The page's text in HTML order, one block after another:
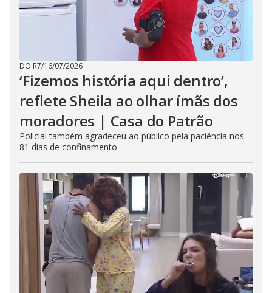
DO R7/16/07/2026
‘Fizemos história aqui dentro’,
reflete Sheila ao olhar ímãs dos
moradores | Casa do Patrão
Policial também agradeceu ao público pela paciência nos
81 dias de confinamento